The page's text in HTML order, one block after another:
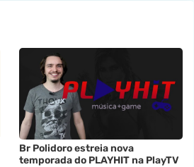
Br Polidoro estreia nova
temporada do PLAYHIT na PlayTV